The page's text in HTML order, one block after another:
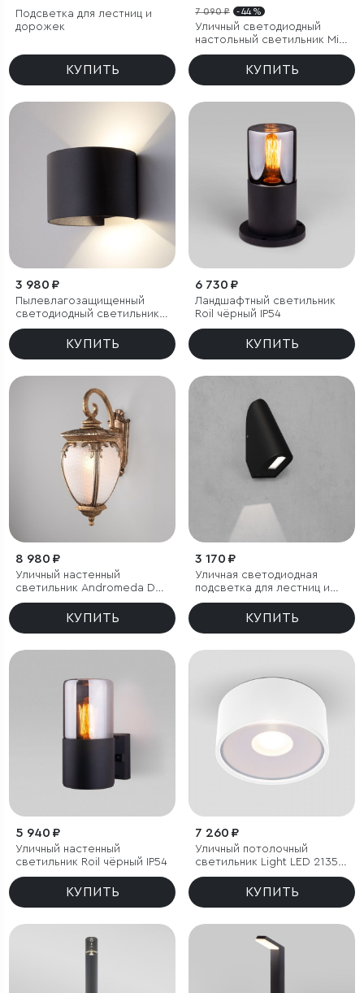
Подсветка для лестниц и
дорожек
КУПИТЬ
7 090 ₽ - 44 %
Уличный светодиодный
настольный светильник Mist
черный с аккумулятором
КУПИТЬ
3 980 ₽
Пылевлагозащи­щенный
светодиодный светильник с
регулируемыми лучами
Blade черный IP54
КУПИТЬ
6 730 ₽
Ландшафтный светильник
Roil чёрный IP54
КУПИТЬ
8 980 ₽
Уличный настенный
светильник Andromeda D
черное золото IP44
КУПИТЬ
3 170 ₽
Уличная светодиодная
подсветка для лестниц и
дорожек
КУПИТЬ
5 940 ₽
Уличный настенный
светильник Roil чёрный IP54
КУПИТЬ
7 260 ₽
Уличный потолочный
светильник Light LED 2135
IP65
КУПИТЬ